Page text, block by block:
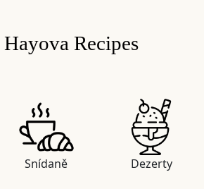
Hayova Recipes
Snídaně Dezerty